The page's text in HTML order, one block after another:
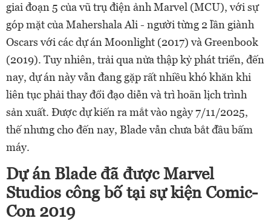
giai đoạn 5 của vũ trụ điện ảnh Marvel (MCU), với sự
góp mặt của Mahershala Ali - người từng 2 lần giành
Oscars với các dự án Moonlight (2017) và Greenbook
(2019). Tuy nhiên, trải qua nửa thập kỷ phát triển, đến
nay, dự án này vẫn đang gặp rất nhiều khó khăn khi
liên tục phải thay đổi đạo diễn và trì hoãn lịch trình
sản xuất. Được dự kiến ra mắt vào ngày 7/11/2025,
thế nhưng cho đến nay, Blade vẫn chưa bắt đầu bấm
máy.
Dự án Blade đã được Marvel
Studios công bố tại sự kiện Comic-
Con 2019